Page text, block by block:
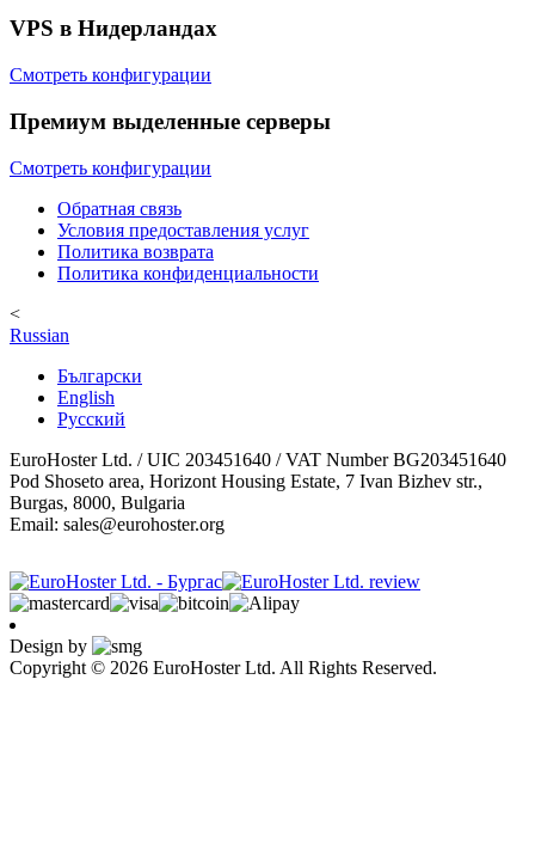
VPS в Нидерландах
Смотреть конфигурации
Премиум выделенные серверы
Смотреть конфигурации
Обратная связь
Условия предоставления услуг
Политика возврата
Политика конфиденциальности
<
Russian
Български
English
Русский
EuroHoster Ltd. / UIC 203451640 / VAT Number BG203451640
Pod Shoseto area, Horizont Housing Estate, 7 Ivan Bizhev str.,
Burgas, 8000, Bulgaria
Email: sales@eurohoster.org
Design by
Copyright © 2026 EuroHoster Ltd. All Rights Reserved.